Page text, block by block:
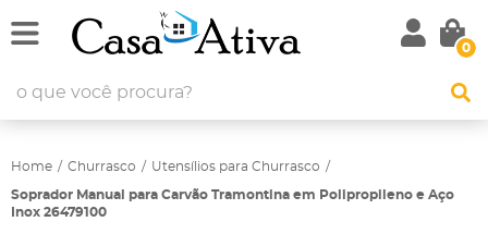
0
Home Churrasco Utensílios para Churrasco
Soprador Manual para Carvão Tramontina em Polipropileno e Aço
Inox 26479100